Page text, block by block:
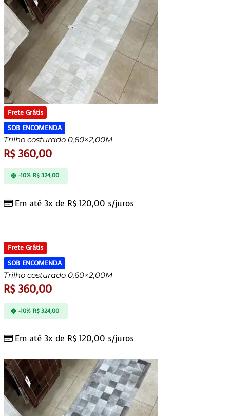
Frete Grátis
SOB ENCOMENDA
Trilho costurado 0,60×2,00M
R$360,00
Em até 3x de R$ 120,00 s/juros
-10% R$324,00
Frete Grátis
SOB ENCOMENDA
Trilho costurado 0,60×2,00M
R$360,00
Em até 3x de R$ 120,00 s/juros
-10% R$324,00